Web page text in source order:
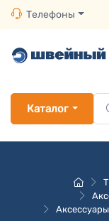
Телефоны
Каталог